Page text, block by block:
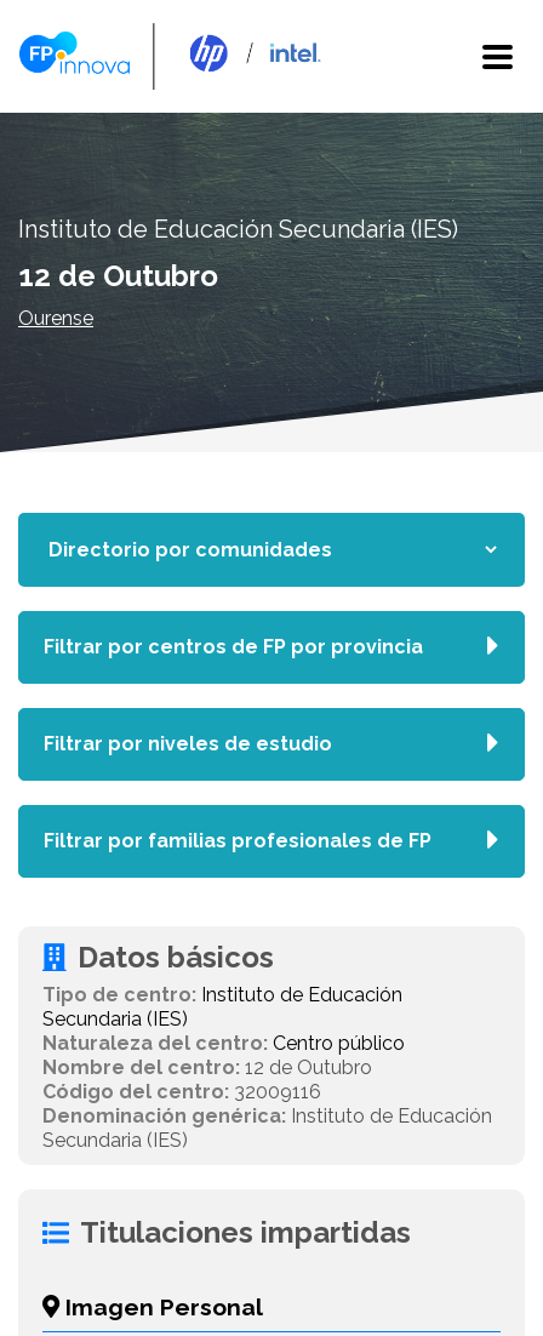
Instituto de Educación Secundaria (IES)
12 de Outubro
Ourense
Datos básicos
Tipo de centro: Instituto de Educación
Secundaria (IES)
Naturaleza del centro: Centro público
Nombre del centro: 12 de Outubro
Código del centro: 32009116
Denominación genérica: Instituto de Educación
Secundaria (IES)
Titulaciones impartidas
Imagen Personal
Filtrar por centros de FP por provincia
Filtrar por niveles de estudio
Filtrar por familias profesionales de FP